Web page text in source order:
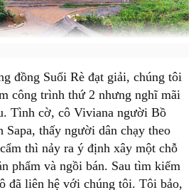
đồng Suối Rè đạt giải, chúng tôi
công trình thứ 2 nhưng nghĩ mãi
Tình cờ, cô Viviana người Bồ
thấy người dân chạy theo
thì nảy ra ý định xây một chỗ
phẩm và ngồi bán. Sau tìm kiếm
đã liên hệ với chúng tôi. Tôi bảo,